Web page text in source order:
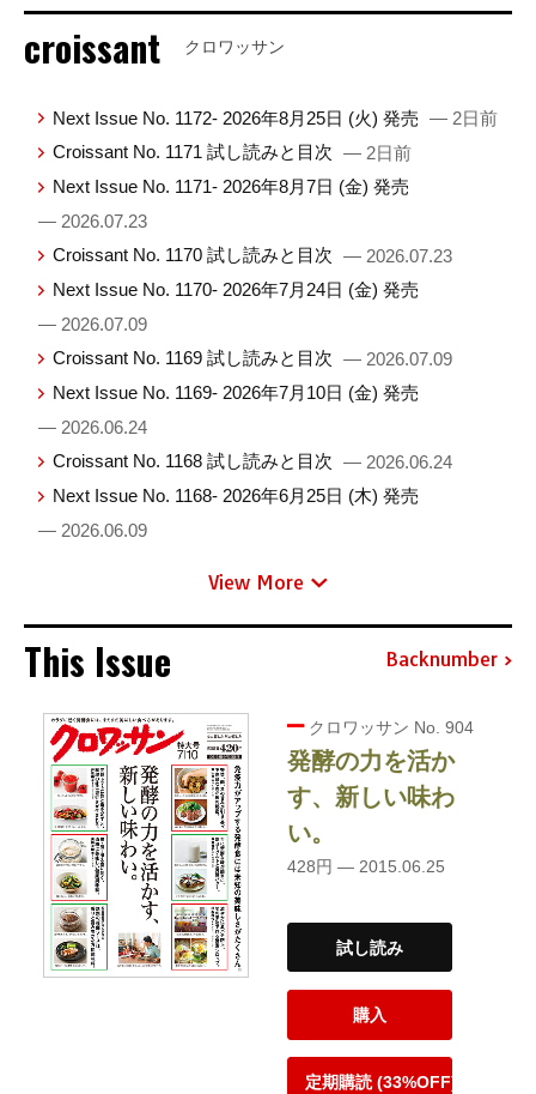
croissant クロワッサン
Next Issue No. 1172- 2026年8月25日 (火) 発売 — 2日前
Croissant No. 1171 試し読みと目次 — 2日前
Next Issue No. 1171- 2026年8月7日 (金) 発売
— 2026.07.23
Croissant No. 1170 試し読みと目次 — 2026.07.23
Next Issue No. 1170- 2026年7月24日 (金) 発売
— 2026.07.09
Croissant No. 1169 試し読みと目次 — 2026.07.09
Next Issue No. 1169- 2026年7月10日 (金) 発売
— 2026.06.24
Croissant No. 1168 試し読みと目次 — 2026.06.24
Next Issue No. 1168- 2026年6月25日 (木) 発売
— 2026.06.09
View More
This Issue Backnumber
クロワッサン No. 904
発酵の力を活か
す、新しい味わ
い。
428円 — 2015.06.25
試し読み
購入
定期購読 (33%OFF)